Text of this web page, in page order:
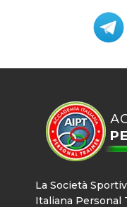
La Società
Italiana Personal